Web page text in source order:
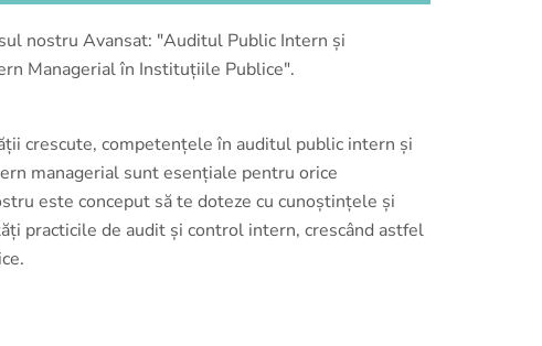
nostru Avansat: "Auditul Public Intern și
Managerial în Instituțiile Publice".
crescute, competențele în auditul public intern și
managerial sunt esențiale pentru orice
este conceput să te doteze cu cunoștințele și
practicile de audit și control intern, crescând astfel